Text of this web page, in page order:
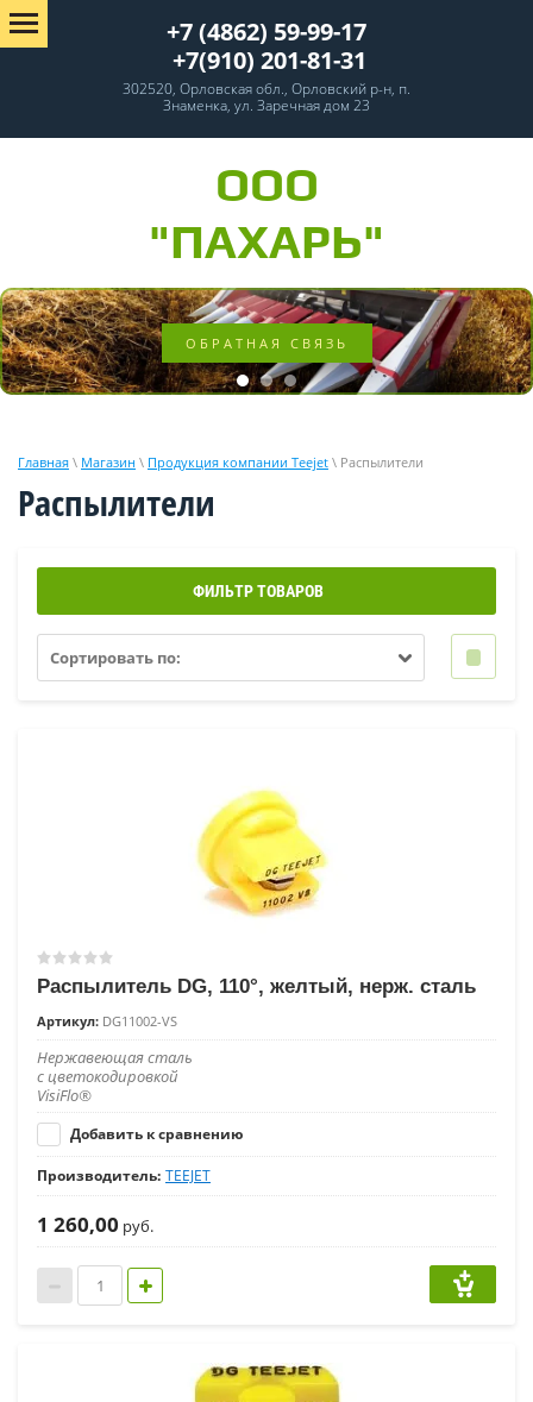
+7 (4862) 59-99-17
+7(910) 201-81-31
302520, Орловская обл., Орловский р-н, п.
Знаменка, ул. Заречная дом 23
ООО
"ПАХАРЬ"
ОБРАТНАЯ СВЯЗЬ
Главная \ Магазин \ Продукция компании Teejet \ Распылители
Распылители
ФИЛЬТР ТОВАРОВ
Сортировать по:
Распылитель DG, 110°, желтый, нерж. сталь
Артикул: DG11002-VS
Нержавеющая сталь
с цветокодировкой
VisiFlo®
Добавить к сравнению
Производитель: TEEJET
1 260,00 руб.